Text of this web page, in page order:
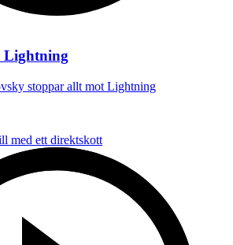
Lightning
stoppar allt mot Lightning